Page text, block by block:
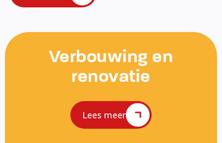
Verbouwing en
renovatie
Lees meer